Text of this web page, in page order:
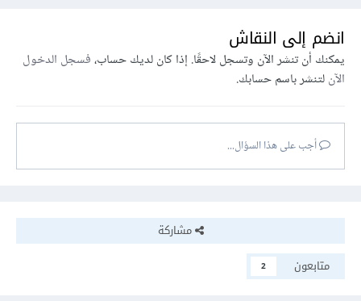
انضم إلى النقاش
يمكنك أن تنشر الآن وتسجل لاحقًا. إذا كان لديك حساب،فسجل الدخول
الآنلتنشر باسم حسابك.
أجب على هذا السؤال...
مشاركة
متابعون
2